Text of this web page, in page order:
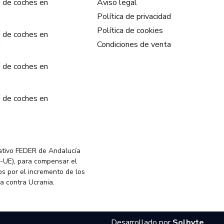
coches en
coches en
coches en
coches en
Aviso legal
Política de privacidad
Política de cookies
Condiciones de venta
FEDER de Andalucía
para compensar el
por el incremento de los
contra Ucrania.